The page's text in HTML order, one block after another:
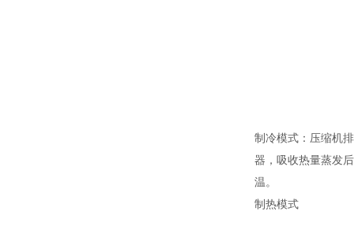
制冷模式：压缩机
器，吸收热量蒸发
温。
制热模式